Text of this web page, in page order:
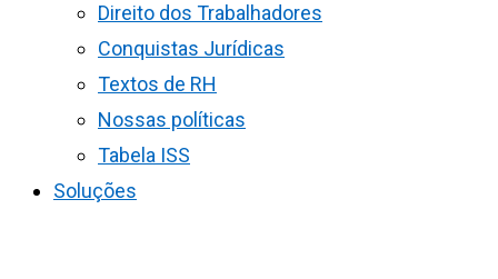
Direito dos Trabalhadores
Conquistas Jurídicas
Textos de RH
Nossas políticas
Tabela ISS
Soluções